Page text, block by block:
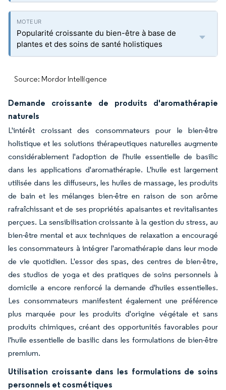
Popularité croissante du bien-être à base de
plantes et des soins de santé holistiques
Source: Mordor Intelligence
Demande croissante de produits d'aromathérapie
naturels
L'intérêt croissant des consommateurs pour le bien-être
holistique et les solutions thérapeutiques naturelles augmente
considérablement l'adoption de l'huile essentielle de basilic
dans les applications d'aromathérapie. L'huile est largement
utilisée dans les diffuseurs, les huiles de massage, les produits
de bain et les mélanges bien-être en raison de son arôme
rafraîchissant et de ses propriétés apaisantes et revitalisantes
perçues. La sensibilisation croissante à la gestion du stress, au
bien-être mental et aux techniques de relaxation a encouragé
les consommateurs à intégrer l'aromathérapie dans leur mode
de vie quotidien. L'essor des spas, des centres de bien-être,
des studios de yoga et des pratiques de soins personnels à
domicile a encore renforcé la demande d'huiles essentielles.
Les consommateurs manifestent également une préférence
plus marquée pour les produits d'origine végétale et sans
produits chimiques, créant des opportunités favorables pour
l'huile essentielle de basilic dans les formulations de bien-être
premium.
Utilisation croissante dans les formulations de soins
personnels et cosmétiques